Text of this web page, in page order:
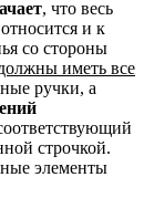
, что весь
и к
со стороны
иметь все
ручки, а
строчкой.
элементы